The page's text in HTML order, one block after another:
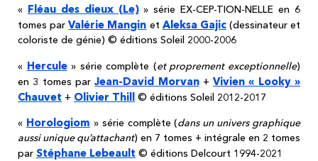
« Fléau des dieux (Le)» série EX-CEP-TION-NELLE en 6
tomes parValérie Mangin et Aleksa Gajic(dessinateur et
coloriste de génie) © éditions Soleil 2000-2006
« Hercule» série complète (et proprement exceptionnelle)
en 3 tomes parJean-David Morvan+Vivien « Looky »
Chauvet + Olivier Thill © éditions Soleil 2012-2017
« Horologiom » série complète (dans un univers graphique
aussi unique qu’attachant) en 7 tomes + intégrale en 2 tomes
par Stéphane Lebeault © éditions Delcourt 1994-2021